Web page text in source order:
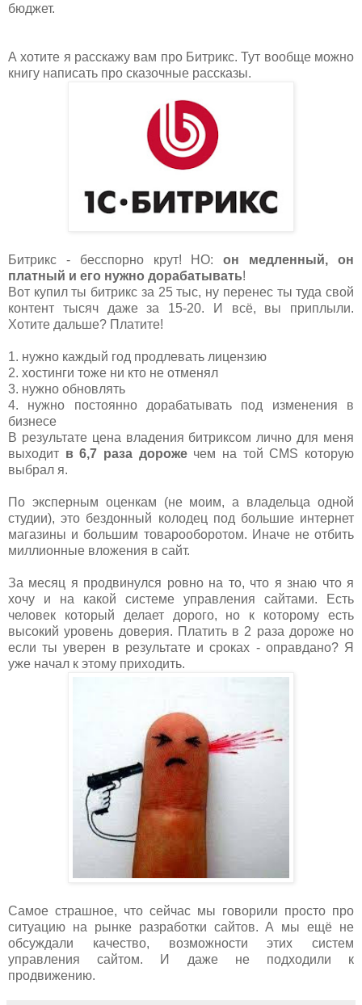
бюджет.
А хотите я расскажу вам про Битрикс. Тут вообще можно
книгу написать про сказочные рассказы.
Битрикс - бесспорно крут! НО:он медленный, он
платный и его нужно дорабатывать!
Вот купил ты битрикс за 25 тыс, ну перенес ты туда свой
контент тысяч даже за 15-20. И всё, вы приплыли.
Хотите дальше? Платите!
1. нужно каждый год продлевать лицензию
2. хостинги тоже ни кто не отменял
3. нужно обновлять
4. нужно постоянно дорабатывать под изменения в
бизнесе
В результате цена владения битриксом лично для меня
выходит в 6,7 раза дорожечем на той CMS которую
выбрал я.
По эксперным оценкам (не моим, а владельца одной
студии), это бездонный колодец под большие интернет
магазины и большим товарооборотом. Иначе не отбить
миллионные вложения в сайт.
За месяц я продвинулся ровно на то, что я знаю что я
хочу и на какой системе управления сайтами. Есть
человек который делает дорого, но к которому есть
высокий уровень доверия. Платить в 2 раза дороже но
если ты уверен в результате и сроках - оправдано? Я
уже начал к этому приходить.
Самое страшное, что сейчас мы говорили просто про
ситуацию на рынке разработки сайтов. А мы ещё не
обсуждали качество, возможности этих систем
управления сайтом. И даже не подходили к
продвижению.